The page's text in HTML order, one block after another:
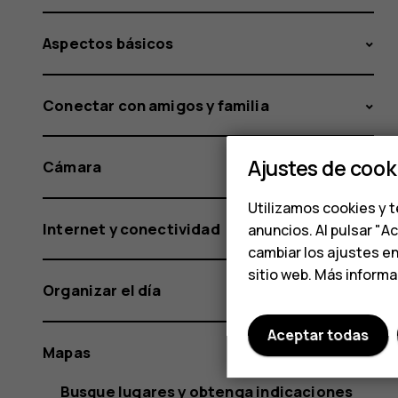
Aspectos básicos
Conectar con amigos y familia
Cámara
Internet y conectividad
Organizar el día
Mapas
Busque lugares y obtenga indicaciones
Ajustes de
Utilizamos cookies y
anuncios. Al pulsar
cambiar los ajustes
sitio web. Más
Aceptar todas